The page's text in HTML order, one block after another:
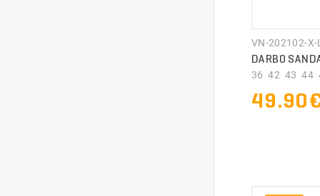
VN-202102-X-
DARBO
36 42 43 44